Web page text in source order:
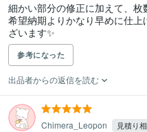
細かい部分の修正に加えて、枚
希望納期よりかなり早めに仕
ざいます✨
参考になった
出品者からの返信を読む
Chimera_Leopon 見積り